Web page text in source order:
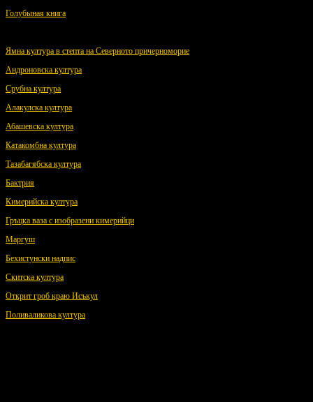
Голубыная книга
Ямна култура в степта на Северното причерноморие
Андроновска култура
Срубна култура
Алакулска култура
Абашевска култура
Катакомбна култура
Тазабагябска култура
Бактрия
Кимерийска култура
Гръцка ваза с изобразени кимерийци
Маргуш
Бехистунски надпис
Скитска култура
Открит гроб краю Исъкул
Поливаликова култура